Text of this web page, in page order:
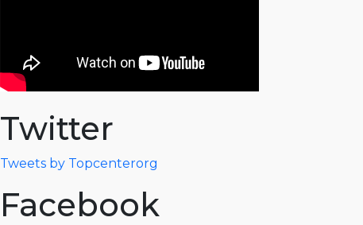
Twitter
Tweets by Topcenterorg
Facebook